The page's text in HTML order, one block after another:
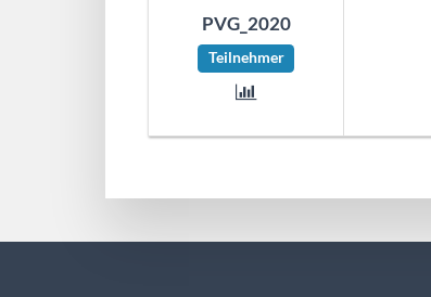
PVG_2020
Teilnehmer